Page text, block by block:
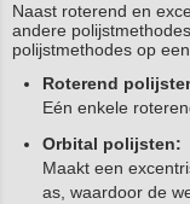
Naast roterend en
andere
polijstmethodes op
Roterend
Eén enkele
Orbital polijsten:
Maakt een
as, waardoor de